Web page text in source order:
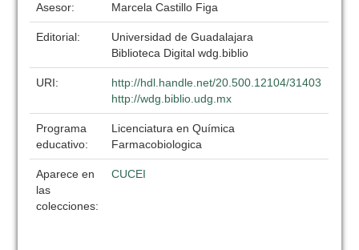
Asesor: Marcela Castillo Figa
Editorial:
Universidad de Guadalajara
Biblioteca Digital wdg.biblio
URI:
http://hdl.handle.net/20.500.12104/31403
http://wdg.biblio.udg.mx
Programa
educativo:
Licenciatura en Química
Farmacobiologica
Aparece en
las
colecciones:
CUCEI